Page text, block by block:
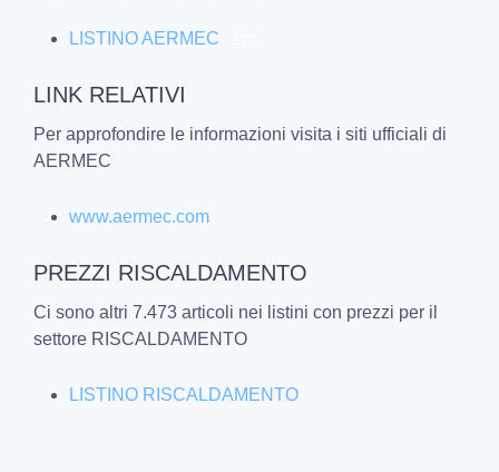
LISTINO AERMEC
LINK RELATIVI
Per approfondire le informazioni visita i siti ufficiali di
AERMEC
www.aermec.com
PREZZI RISCALDAMENTO
Ci sono altri 7.473 articoli nei listini con prezzi per il
settore RISCALDAMENTO
LISTINO RISCALDAMENTO